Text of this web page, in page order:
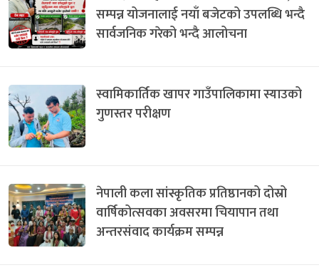
सम्पन्न योजनालाई नयाँ बजेटको उपलब्धि भन्दै
सार्वजनिक गरेको भन्दै आलोचना
स्वामिकार्तिक खापर गाउँपालिकामा स्याउको
गुणस्तर परीक्षण
नेपाली कला सांस्कृतिक प्रतिष्ठानको दोस्रो
वार्षिकोत्सवका अवसरमा चियापान तथा
अन्तरसंवाद कार्यक्रम सम्पन्न